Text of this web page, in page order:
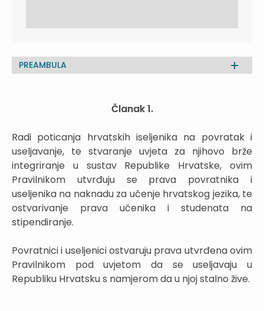
PREAMBULA
Članak 1.
Radi poticanja hrvatskih iseljenika na povratak i
useljavanje, te stvaranje uvjeta za njihovo brže
integriranje u sustav Republike Hrvatske, ovim
Pravilnikom utvrđuju se prava povratnika i
useljenika na naknadu za učenje hrvatskog jezika, te
ostvarivanje prava učenika i studenata na
stipendiranje.
Povratnici i useljenici ostvaruju prava utvrđena ovim
Pravilnikom pod uvjetom da se useljavaju u
Republiku Hrvatsku s namjerom da u njoj stalno žive.